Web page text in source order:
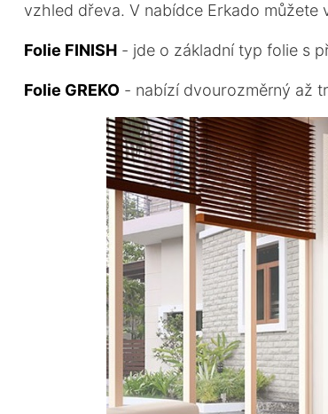
vzhled dřeva. V nabídce Erkado
Folie FINISH- jde o základní typ folie s
Folie GREKO- nabízí dvourozměrný až